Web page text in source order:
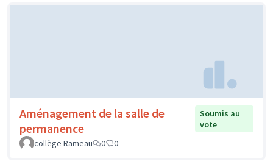
Aménagement de la salle de
permanence
Soumis au
vote
collège Rameau
0 0